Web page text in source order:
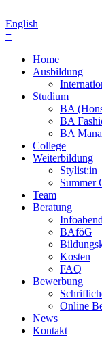
English
≡
Home
Ausbildung
Studium
BA
BA
BA
College
Weiterbildung
Stylist:in
Summer
Team
Beratung
Infoabend
BAföG
Kosten
FAQ
Bewerbung
Online
News
Kontakt